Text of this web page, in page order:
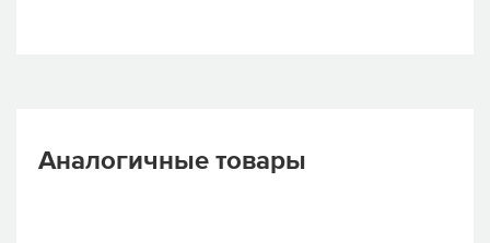
Аналогичные товары